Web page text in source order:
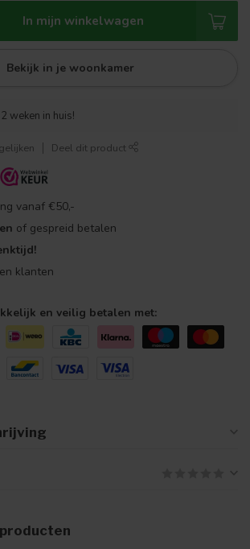
In mijn winkelwagen
Bekijk in je woonkamer
weken in huis!
Deel dit product
vanaf €50,-
of gespreid betalen
klanten
en veilig betalen met: